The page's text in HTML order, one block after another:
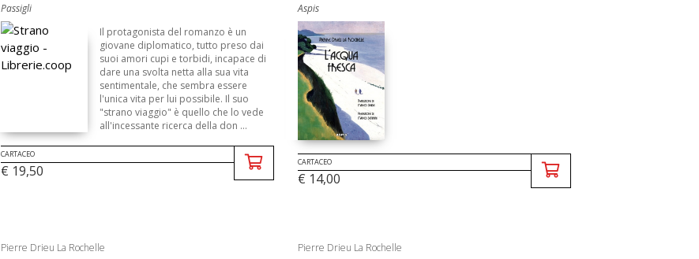
Passigli
Il protagonista del romanzo è un
giovane diplomatico, tutto preso dai
suoi amori cupi e torbidi, incapace di
dare una svolta netta alla sua vita
sentimentale, che sembra essere
l'unica vita per lui possibile. Il suo
"strano viaggio" è quello che lo vede
all'incessante ricerca della don ...
CARTACEO
€ 19,50
Aspis
CARTACEO
€ 14,00
Pierre Drieu La Rochelle Pierre Drieu La Rochelle